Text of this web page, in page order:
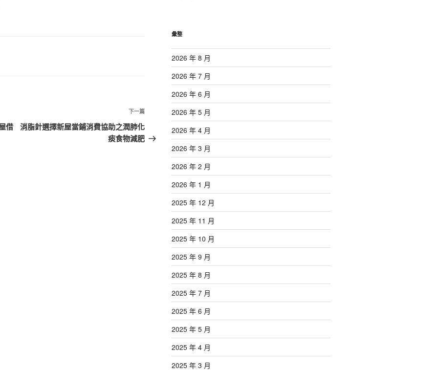
借
下
一
篇
下一篇
消脂針選擇新屋當鋪消費協助之潤肺化
痰食物減肥
彙整
2026 年 8 月
2026 年 7 月
2026 年 6 月
2026 年 5 月
2026 年 4 月
2026 年 3 月
2026 年 2 月
2026 年 1 月
2025 年 12 月
2025 年 11 月
2025 年 10 月
2025 年 9 月
2025 年 8 月
2025 年 7 月
2025 年 6 月
2025 年 5 月
2025 年 4 月
2025 年 3 月